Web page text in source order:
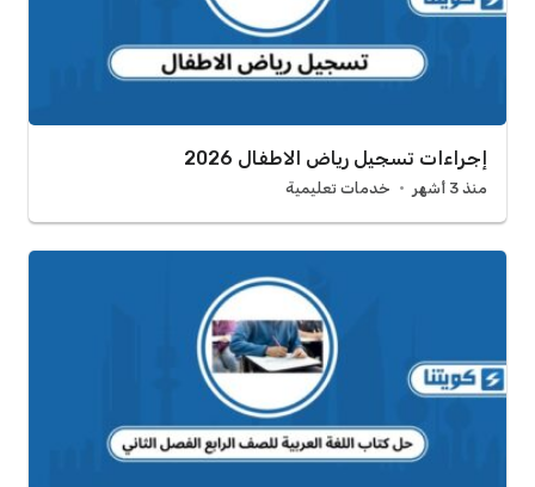
إجراءات تسجيل رياض الاطفال 2026
منذ 3 أشهر خدمات تعليمية